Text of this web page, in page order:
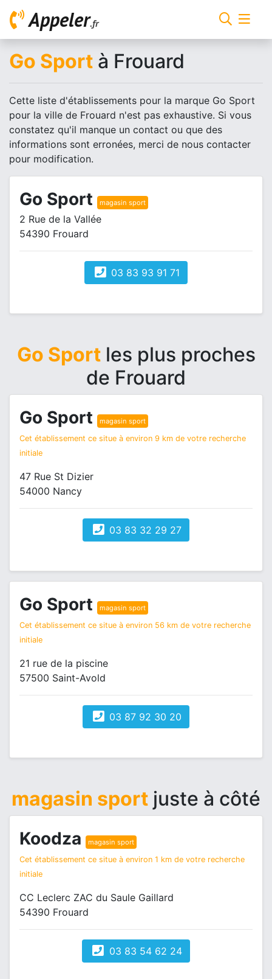
Appeler.fr
Go Sport à Frouard
Cette liste d'établissements pour la marque Go Sport
pour la ville de Frouard n'est pas exhaustive. Si vous
constatez qu'il manque un contact ou que des
informations sont erronées, merci de nous contacter
pour modification.
Go Sport magasin sport
2 Rue de la Vallée
54390 Frouard
03 83 93 91 71
Go Sportles plus proches
de Frouard
Go Sport magasin sport
Cet établissement ce situe à environ 9 km de votre recherche
initiale
47 Rue St Dizier
54000 Nancy
03 83 32 29 27
Go Sport magasin sport
Cet établissement ce situe à environ 56 km de votre recherche
initiale
21 rue de la piscine
57500 Saint-Avold
03 87 92 30 20
magasin sport juste à côté
Koodza magasin sport
Cet établissement ce situe à environ 1 km de votre recherche
initiale
CC Leclerc ZAC du Saule Gaillard
54390 Frouard
03 83 54 62 24